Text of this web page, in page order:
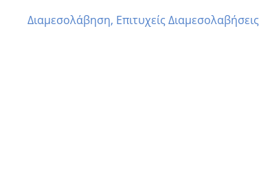
Διαμεσολάβηση, Επιτυχείς Διαμεσολαβήσεις